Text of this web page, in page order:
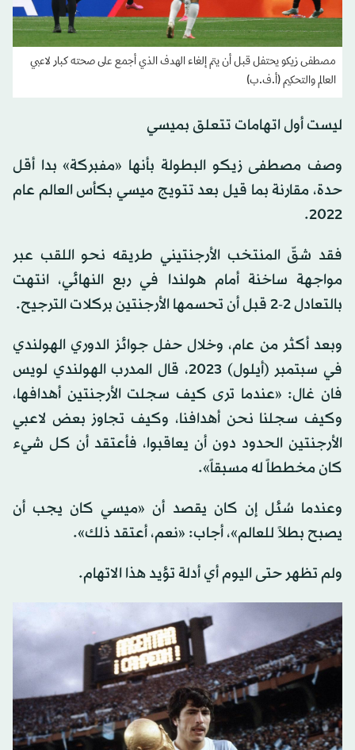
مصطفى زيكو يحتفل قبل أن يتم إلغاء الهدف الذي أجمع على صحته كبار لاعبي
العالم والتحكيم (أ.ف.ب)
ليست أول اتهامات تتعلق بميسي
وصف مصطفى زيكو البطولة بأنها «مفبركة» بدا أقل
حدة، مقارنة بما قيل بعد تتويج ميسي بكأس العالم عام
2022.
فقد شقّ المنتخب الأرجنتيني طريقه نحو اللقب عبر
مواجهة ساخنة أمام هولندا في ربع النهائي، انتهت
بالتعادل 2-2 قبل أن تحسمها الأرجنتين بركلات الترجيح.
وبعد أكثر من عام، وخلال حفل جوائز الدوري الهولندي
في سبتمبر (أيلول) 2023، قال المدرب الهولندي لويس
فان غال: «عندما ترى كيف سجلت الأرجنتين أهدافها،
وكيف سجلنا نحن أهدافنا، وكيف تجاوز بعض لاعبي
الأرجنتين الحدود دون أن يعاقبوا، فأعتقد أن كل شيء
كان مخططاً له مسبقاً».
وعندما سُئل إن كان يقصد أن «ميسي كان يجب أن
يصبح بطلاً للعالم»، أجاب: «نعم، أعتقد ذلك».
ولم تظهر حتى اليوم أي أدلة تؤيد هذا الاتهام.